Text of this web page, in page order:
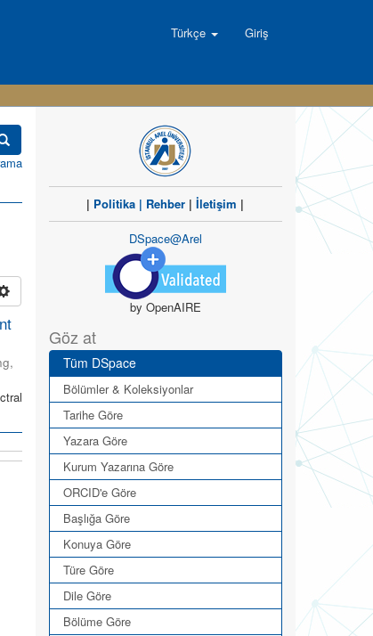
Türkçe Giriş
,
| Politika | Rehber |İletişim |
DSpace@Arel
by OpenAIRE
Göz at
Tüm DSpace
Bölümler & Koleksiyonlar
Tarihe Göre
Yazara Göre
Kurum Yazarına Göre
ORCID'e Göre
Başlığa Göre
Konuya Göre
Türe Göre
Dile Göre
Bölüme Göre